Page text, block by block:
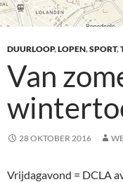
DUURLOOP,LOPEN,SPORT,
Van
28 OKTOBER 2016
Vrijdagavond = DCLA